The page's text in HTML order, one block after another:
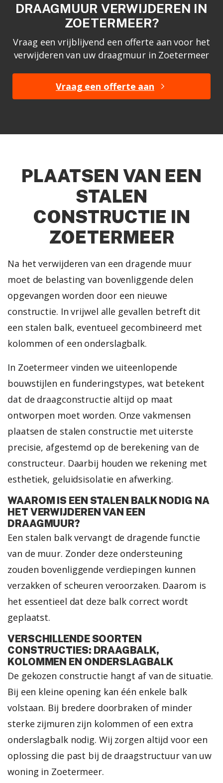
DRAAGMUUR VERWIJDEREN IN
ZOETERMEER?
Vraag een vrijblijvend een offerte aan voor het
verwijderen van uw draagmuur in Zoetermeer
Vraag een offerte aan
PLAATSEN VAN EEN
STALEN
CONSTRUCTIE IN
ZOETERMEER
Na het verwijderen van een dragende muur
moet de belasting van bovenliggende delen
opgevangen worden door een nieuwe
constructie. In vrijwel alle gevallen betreft dit
een stalen balk, eventueel gecombineerd met
kolommen of een onderslagbalk.
In Zoetermeer vinden we uiteenlopende
bouwstijlen en funderingstypes, wat betekent
dat de draagconstructie altijd op maat
ontworpen moet worden. Onze vakmensen
plaatsen de stalen constructie met uiterste
precisie, afgestemd op de berekening van de
constructeur. Daarbij houden we rekening met
esthetiek, geluidsisolatie en afwerking.
WAAROM IS EEN STALEN BALK NODIG NA
HET VERWIJDEREN VAN EEN
DRAAGMUUR?
Een stalen balk vervangt de dragende functie
van de muur. Zonder deze ondersteuning
zouden bovenliggende verdiepingen kunnen
verzakken of scheuren veroorzaken. Daarom is
het essentieel dat deze balk correct wordt
geplaatst.
VERSCHILLENDE SOORTEN
CONSTRUCTIES: DRAAGBALK,
KOLOMMEN EN ONDERSLAGBALK
De gekozen constructie hangt af van de situatie.
Bij een kleine opening kan één enkele balk
volstaan. Bij bredere doorbraken of minder
sterke zijmuren zijn kolommen of een extra
onderslagbalk nodig. Wij zorgen altijd voor een
oplossing die past bij de draagstructuur van uw
woning in Zoetermeer.